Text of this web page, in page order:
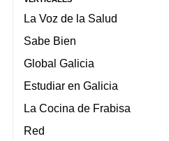
La Voz de la Salud
Sabe Bien
Global Galicia
Estudiar en Galicia
La Cocina de Frabisa
Red